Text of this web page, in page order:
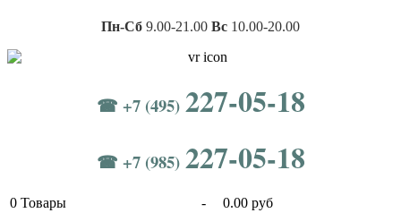
Пн-Сб 9.00-21.00 Вс 10.00-20.00
☎ +7 (495) 227-05-18
☎ +7 (985) 227-05-18
0 Товары -
0.00 руб